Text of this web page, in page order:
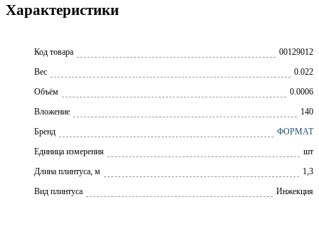
Характеристики
Код товара
00129012
Вес
0.022
Объём
0.0006
Вложение
140
Бренд
ФОРМАТ
Единица измерения
шт
Длина плинтуса, м
1,3
Вид плинтуса
Инжекция